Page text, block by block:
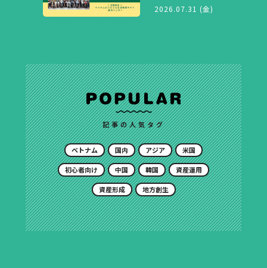
2026.07.31 (金)
記事の人気タグ
ベトナム 国内 アジア 米国
初心者向け 中国 韓国 資産運用
資産形成 地方創生